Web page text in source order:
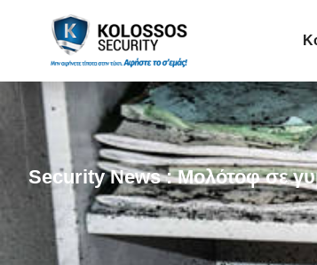
Security News : Μολότοφ σε